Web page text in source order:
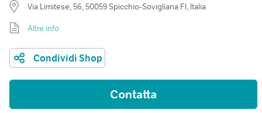
Via Limitese, 56, 50059 Spicchio-Sovigliana FI, Italia
Altre info
Condividi Shop
Contatta